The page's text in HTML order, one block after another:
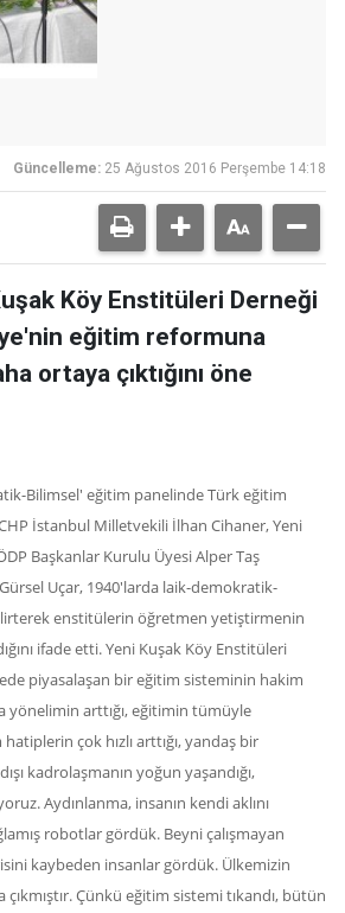
Güncelleme: 25 Ağustos 2016 Perşembe 14:18
Köy Enstitüleri Derneği
eğitim reformuna
ortaya çıktığını öne
Bilimsel' eğitim panelinde Türk eğitim
İstanbul Milletvekili İlhan Cihaner, Yeni
Başkanlar Kurulu Üyesi Alper Taş
Gürsel Uçar, 1940'larda laik-demokratik-
enstitülerin öğretmen yetiştirmenin
ifade etti. Yeni Kuşak Köy Enstitüleri
piyasalaşan bir eğitim sisteminin hakim
yönelimin arttığı, eğitimin tümüyle
çok hızlı arttığı, yandaş bir
kadrolaşmanın yoğun yaşandığı,
Aydınlanma, insanın kendi aklını
robotlar gördük. Beyni çalışmayan
kaybeden insanlar gördük. Ülkemizin
Çünkü eğitim sistemi tıkandı, bütün